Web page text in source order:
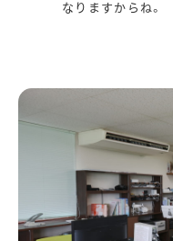
なりますからね。